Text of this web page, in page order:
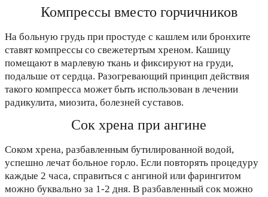
Компрессы вместо горчичников
На больную грудь при простуде с кашлем или бронхите
ставят компрессы со свежетертым хреном. Кашицу
помещают в марлевую ткань и фиксируют на груди,
подальше от сердца. Разогревающий принцип действия
такого компресса может быть использован в лечении
радикулита, миозита, болезней суставов.
Сок хрена при ангине
Соком хрена, разбавленным бутилированной водой,
успешно лечат больное горло. Если повторять процедуру
каждые 2 часа, справиться с ангиной или фарингитом
можно буквально за 1-2 дня. В разбавленный сок можно